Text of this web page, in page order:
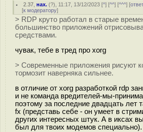
2.37 ,нах. (?), 11:17, 13/12/2023 [^] [^^] [^^^] [
[к модератору]
> RDP круто работал в старые
большинство приложений
средствами.
чувак, тебе в тред про xorg
> Современные приложения рисуют
тормозит наверняка сильнее.
в отличие от xorg разработкой rdp
и не команда вредителей-мы-
поэтому за последние двадцать лет
fx (представь себе - он умеет в
других интересных штук. А в иксах
был для твоих модемов специально).